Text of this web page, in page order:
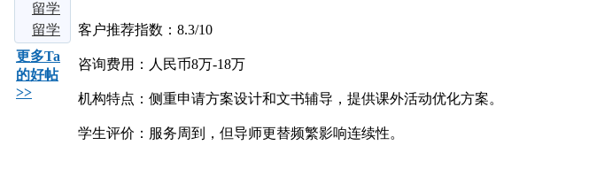
意外
的
话，
2026
年中
这四
大热
门留
学地
区，
说！
2026
五大
留学
机构
火！
免学
费、
好留
下，
留学
中介
实测
对
比：5
届留
学必
看：
申请
海外
留学
申请
全流
程：
2026
留学
申
请：3
个背
更多Ta
的好帖
>>
客户推荐指数：8.3/10
咨询费用：人民币8万-18万
机构特点：侧重申请方案设计和文书辅导，提供课外活动优化方案。
学生评价：服务周到，但导师更替频繁影响连续性。